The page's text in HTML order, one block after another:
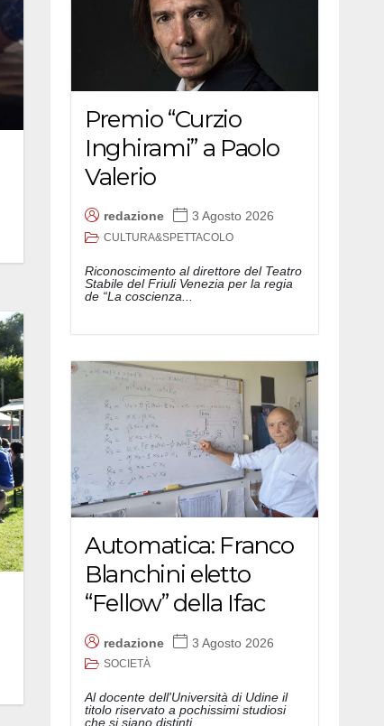
Premio “Curzio
Inghirami” a Paolo
Valerio
redazione 3 Agosto 2026
CULTURA&SPETTACOLO
Riconoscimento al direttore del Teatro
Stabile del Friuli Venezia per la regia
de “La coscienza...
Automatica: Franco
Blanchini eletto
“Fellow” della Ifac
redazione 3 Agosto 2026
SOCIETÀ
Al docente dell'Università di Udine il
titolo riservato a pochissimi studiosi
che si siano distinti...